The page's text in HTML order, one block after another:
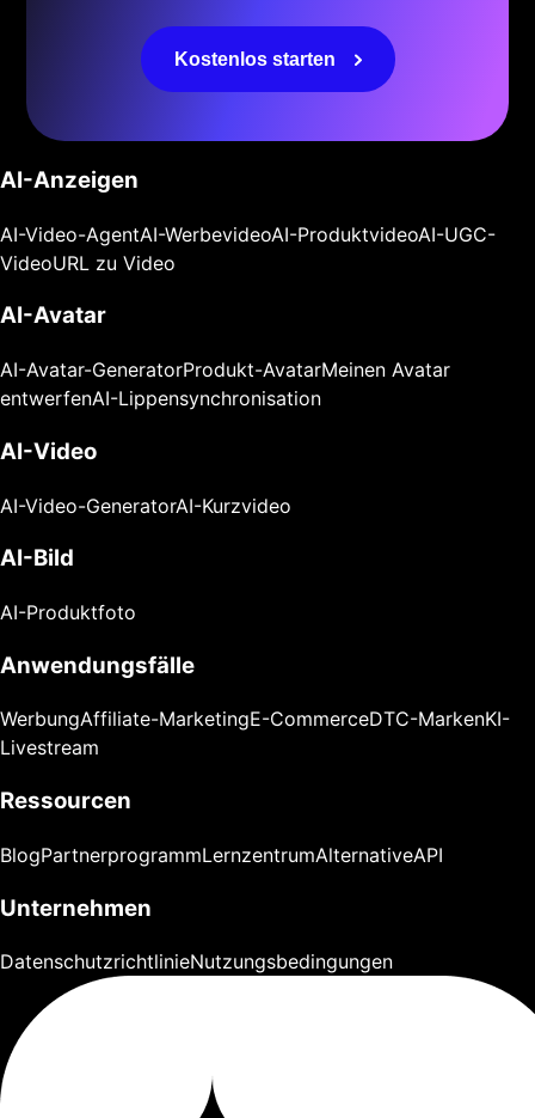
Kostenlos starten
AI-Anzeigen
AI-Video-AgentAI-WerbevideoAI-ProduktvideoAI-UGC-
VideoURL zu Video
AI-Avatar
AI-Avatar-GeneratorProdukt-AvatarMeinen Avatar
entwerfenAI-Lippensynchronisation
AI-Video
AI-Video-GeneratorAI-Kurzvideo
AI-Bild
AI-Produktfoto
Anwendungsfälle
WerbungAffiliate-MarketingE-CommerceDTC-MarkenKI-
Livestream
Ressourcen
BlogPartnerprogrammLernzentrumAlternativeAPI
Unternehmen
DatenschutzrichtlinieNutzungsbedingungen